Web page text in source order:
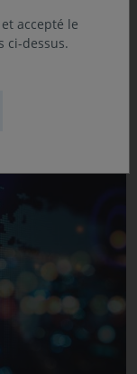
budgétaire
françaises
accepté le
ci-dessus.